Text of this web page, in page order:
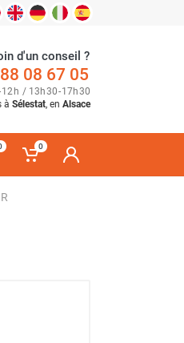
d'un conseil ?
08 67 05
12h / 13h30-17h30
à Sélestat, en Alsace
0